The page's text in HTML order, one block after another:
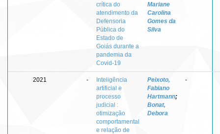
crítica do
atendimento da
Defensoria
Pública do
Estado de
Goiás durante a
pandemia da
Covid-19
Mariane
Carolina
Gomes da
Silva
2021 -
Inteligência
artificial e
processo
judicial :
otimização
comportamental
e relação de
Peixoto,
Fabiano
Hartmann;
Bonat,
Debora
-